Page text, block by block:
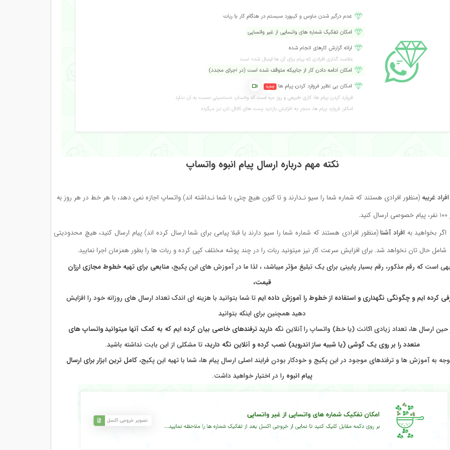
نکته مهم درباره ارسال پیام انبوه واتساپ
اگر بخواهید به افراد آشنا(منظور افرادی هستند که شماره شما را سیو دارند یا قبلا پیامی برای شما ارسال کرده اند) پیام ارسال کنید، هیچ محدودیتی
شامل حال تان نخواهد شد. برای افزایش سرعت کار نیز میتونید ربات را در چند پوشه مختلف کپی کرده و ربات ها را بطور همزمان اجرا نمایید.
افراد غریبه (منظور افرادی هستند که شماره شما را سیو نـدارند و تا کنون هیچ چتی با شما نـداشته اند) واتساپ اجازه نمی دهد، با هر خط در هر روز به
است که رقم مذکور، رقم بسیار پایینی برای یک تبلیغ مؤثر میباشد، ، لذا ما در آموزش های این پکیج،منابعی برای تهیه خطوط مجازی ارزان
قیمت،
کرده ایم و چگونگی نگهداری و استفاده از خطوط را آموزش داده ایمتا شما بتوانید با هزینه ای اندک تعداد ارسال های روزانه خود را افزایش
دهید همچنین برای اینکه بتوانید
حین ارسال ها، تعداد زیادی اکانت (یا خط) واتساپ را آنلاین نگه دارید ترفندهای خاصی بیان کرده ایم که به کمک آنها میتوانید واتساپ های
متعدد را بر روی یک گوشی (یا شبیه ساز اندروید) نصب کرده و آنلاین نگه دارید،تا مشکلی از این بابت نداشته باشید.
به آموزش ها و ترفندهای موجود در این پکیج و خودکار بودن فرایند اصلی ارسال پیام ها، شما با تهیه این پکیج،کامل ترین ابزار برای ارسال
پیام انبوه را در اختیار خواهید داشت.